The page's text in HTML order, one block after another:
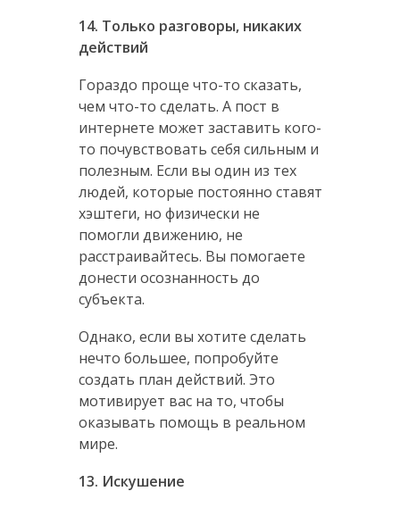
14. Только разговоры, никаких
действий
Гораздо проще что-то сказать,
чем что-то сделать. А пост в
интернете может заставить кого-
то почувствовать себя сильным и
полезным. Если вы один из тех
людей, которые постоянно ставят
хэштеги, но физически не
помогли движению, не
расстраивайтесь. Вы помогаете
донести осознанность до
субъекта.
Однако, если вы хотите сделать
нечто большее, попробуйте
создать план действий. Это
мотивирует вас на то, чтобы
оказывать помощь в реальном
мире.
13. Искушение